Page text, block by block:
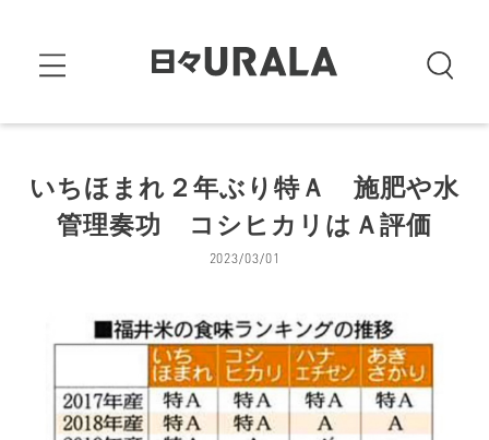
いちほまれ２年ぶり特Ａ 施肥や水
管理奏功 コシヒカリはＡ評価
2023/03/01